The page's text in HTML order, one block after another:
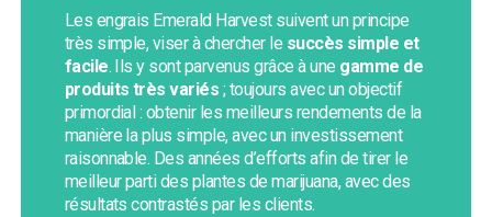
Les engrais Emerald Harvest suivent un principe
très simple, viser à chercher le succès simple et
facile. Ils y sont parvenus grâce à une gamme de
produits très variés ; toujours avec un objectif
primordial : obtenir les meilleurs rendements de la
manière la plus simple, avec un investissement
raisonnable. Des années d’efforts afin de tirer le
meilleur parti des plantes de marijuana, avec des
résultats contrastés par les clients.